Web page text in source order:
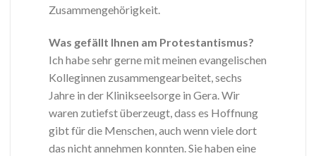
Zusammengehörigkeit.
Was gefällt Ihnen am Protestantismus?
Ich habe sehr gerne mit meinen evangelischen
Kolleginnen zusammengearbeitet, sechs
Jahre in der Klinikseelsorge in Gera. Wir
waren zutiefst überzeugt, dass es Hoffnung
gibt für die Menschen, auch wenn viele dort
das nicht annehmen konnten. Sie haben eine